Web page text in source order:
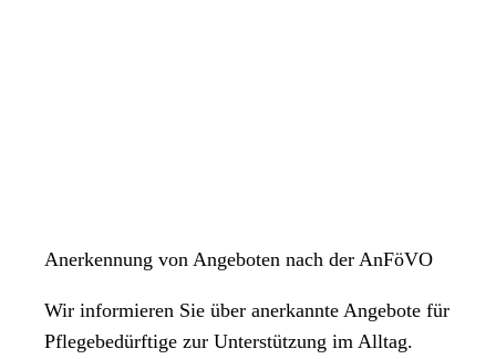
Anerkennung von Angeboten nach der AnFöVO
Wir informieren Sie über anerkannte Angebote für
Pflegebedürftige zur Unterstützung im Alltag.